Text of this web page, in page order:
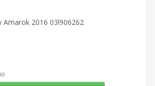
Amarok 2016 03l906262